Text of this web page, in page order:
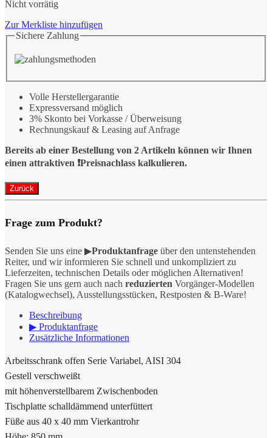
Nicht vorrätig
Zur Merkliste hinzufügen
Sichere Zahlung
Volle Herstellergarantie
Expressversand möglich
3% Skonto bei Vorkasse / Überweisung
Rechnungskauf & Leasing auf Anfrage
Bereits ab einer Bestellung von 2 Artikeln können wir Ihnen
einen attraktiven ❗️Preisnachlass kalkulieren.
Frage zum Produkt?
Senden Sie uns eine ▶Produktanfrage über den untenstehenden
Reiter, und wir informieren Sie schnell und unkompliziert zu
Lieferzeiten, technischen Details oder möglichen Alternativen!
Fragen Sie uns gern auch nach reduzierten Vorgänger-Modellen
(Katalogwechsel), Ausstellungsstücken, Restposten & B-Ware!
Beschreibung
▶ Produktanfrage
Zusätzliche Informationen
Arbeitsschrank offen Serie Variabel, AISI 304
Gestell verschweißt
mit höhenverstellbarem Zwischenboden
Tischplatte schalldämmend unterfüttert
Füße aus 40 x 40 mm Vierkantrohr